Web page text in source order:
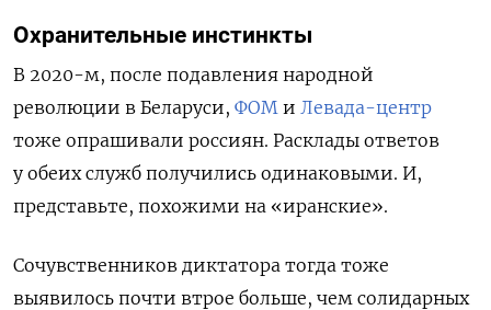
Охранительные инстинкты
В 2020-м, после подавления народной
революции в Беларуси, ФОМ и Левада-центр
тоже опрашивали россиян. Расклады ответов
у обеих служб получились одинаковыми. И,
представьте, похожими на «иранские».
Сочувственников диктатора тогда тоже
выявилось почти втрое больше, чем солидарных